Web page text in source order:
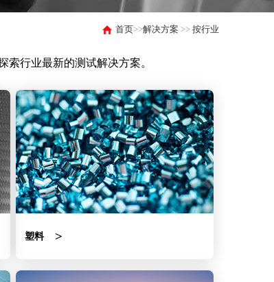
首页>>解决方案 >> 按行业
行业最新的测试解决方案。
塑料